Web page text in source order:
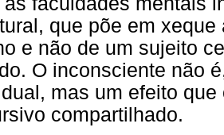
que põe em
e não de um sujeito
O inconsciente não
mas um efeito
compartilhado.